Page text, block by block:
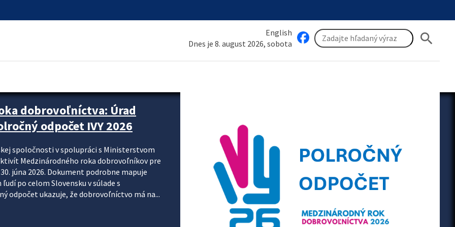
English
Dnes je 8. august 2026, sobota
search
krok za krokom
systému DPH a digitalizácie fakturačných
k tomu, aby sa elektronická faktúra stala
je priniesť jednoduchšie, rýchlejšie a
údajov, znížiť riziko chýb a podporiť
preto nepredstavuje...